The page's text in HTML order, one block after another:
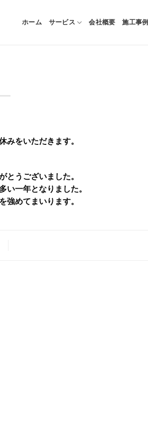
ホーム サービス 会社概要 施工事例
みをいただきます。
とうございました。
い一年となりました。
強めてまいります。